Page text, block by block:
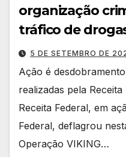
organização
tráfico de
5 DE SETEMBRO DE
Ação é
realizadas pela
Receita Federal, em
Federal, deflagrou
Operação VIKING…